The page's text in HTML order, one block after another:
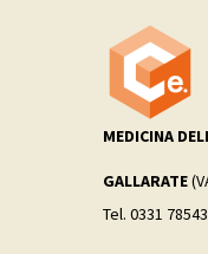
MEDICINA
GALLARATE
Tel. 0331